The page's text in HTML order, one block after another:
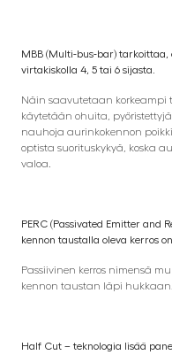
MBB (Multi-bus-bar) tarkoittaa,
virtakiskolla 4, 5 tai 6 sijasta.
Näin saavutetaan korkeampi
käytetään ohuita,
nauhoja aurinkokennon
optista suorituskykyä, koska
valoa.
PERC (Passivated Emitter and
kennon taustalla oleva kerros
Passiivinen kerros nimensä
kennon taustan läpi hukkaan.
Half Cut – teknologia lisää